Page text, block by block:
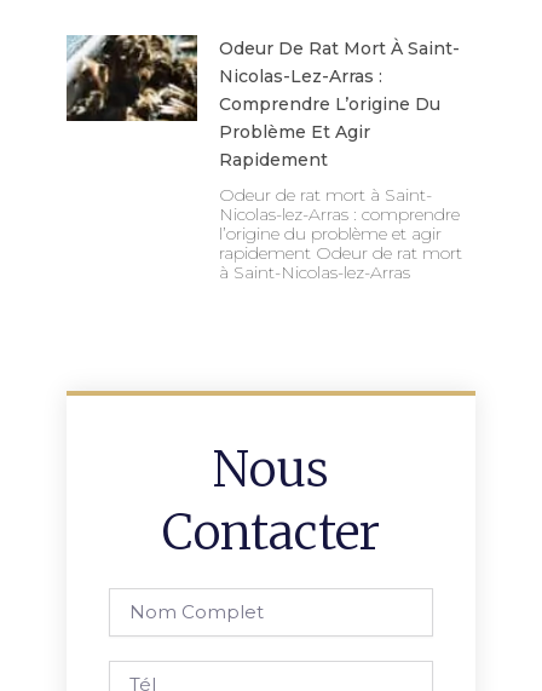
Odeur De Rat Mort À Saint-
Nicolas-Lez-Arras :
Comprendre L’origine Du
Problème Et Agir
Rapidement
Odeur de rat mort à Saint-
Nicolas-lez-Arras : comprendre
l’origine du problème et agir
rapidement Odeur de rat mort
à Saint-Nicolas-lez-Arras
Nous
Contacter
complet